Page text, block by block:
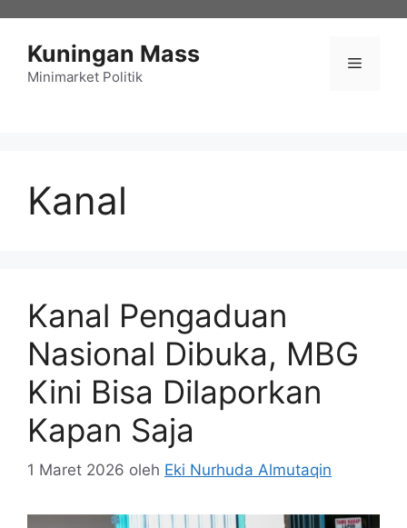
Kuningan Mass
Minimarket Politik
Menu
Kanal
Kanal Pengaduan
Nasional Dibuka, MBG
Kini Bisa Dilaporkan
Kapan Saja
1 Maret 2026 oleh Eki Nurhuda Almutaqin